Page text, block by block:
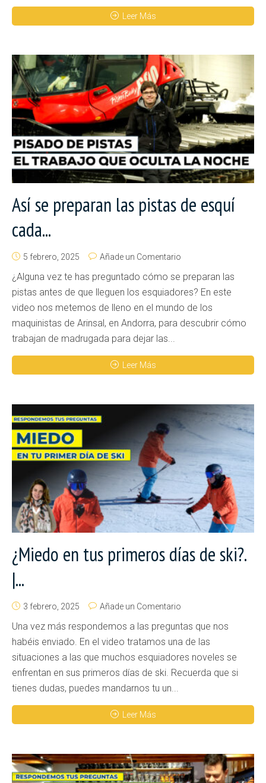
Leer Más
Así se preparan las pistas de esquí
cada...
5 febrero, 2025 Añade un Comentario
¿Alguna vez te has preguntado cómo se preparan las
pistas antes de que lleguen los esquiadores? En este
video nos metemos de lleno en el mundo de los
maquinistas de Arinsal, en Andorra, para descubrir cómo
trabajan de madrugada para dejar las...
Leer Más
¿Miedo en tus primeros días de ski?.
|...
3 febrero, 2025 Añade un Comentario
Una vez más respondemos a las preguntas que nos
habéis enviado. En el video tratamos una de las
situaciones a las que muchos esquiadores noveles se
enfrentan en sus primeros días de ski. Recuerda que si
tienes dudas, puedes mandarnos tu un...
Leer Más